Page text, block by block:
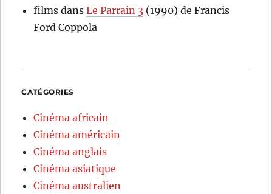
films dansLe Parrain 3 (1990) de Francis
Ford Coppola
CATÉGORIES
Cinéma africain
Cinéma américain
Cinéma anglais
Cinéma asiatique
Cinéma australien